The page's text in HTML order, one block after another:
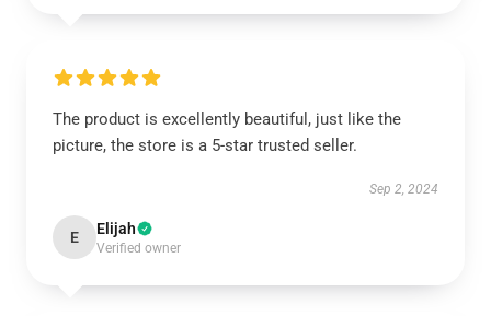
The product is excellently beautiful, just like the
picture, the store is a 5-star trusted seller.
Sep 2, 2024
E Elijah
Verified owner